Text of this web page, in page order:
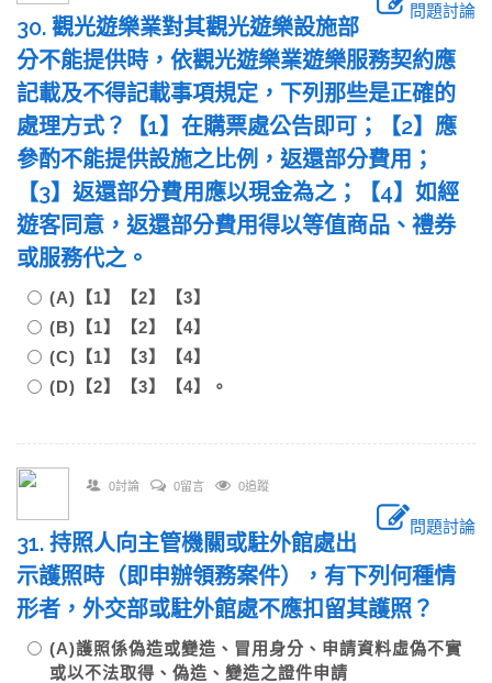
問題討論
30. 觀光遊樂業對其觀光遊樂設施部
分不能提供時，依觀光遊樂業遊樂服務契約應
記載及不得記載事項規定，下列那些是正確的
處理方式？【1】在購票處公告即可；【2】應
參酌不能提供設施之比例，返還部分費用；
【3】返還部分費用應以現金為之；【4】如經
遊客同意，返還部分費用得以等值商品、禮券
或服務代之。
(A)【1】【2】【3】
(B)【1】【2】【4】
(C)【1】【3】【4】
(D)【2】【3】【4】。
0討論 0留言 0追蹤
問題討論
31. 持照人向主管機關或駐外館處出
示護照時（即申辦領務案件），有下列何種情
形者，外交部或駐外館處不應扣留其護照？
(A)護照係偽造或變造、冒用身分、申請資料虛偽不實
或以不法取得、偽造、變造之證件申請